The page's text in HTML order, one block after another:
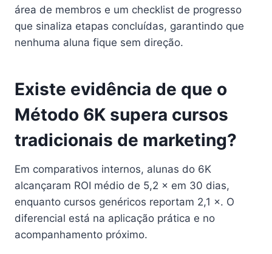
área de membros e um checklist de progresso
que sinaliza etapas concluídas, garantindo que
nenhuma aluna fique sem direção.
Existe evidência de que o
Método 6K supera cursos
tradicionais de marketing?
Em comparativos internos, alunas do 6K
alcançaram ROI médio de 5,2 × em 30 dias,
enquanto cursos genéricos reportam 2,1 ×. O
diferencial está na aplicação prática e no
acompanhamento próximo.